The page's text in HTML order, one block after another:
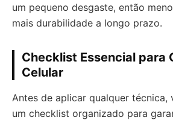
um pequeno desgaste, então
mais durabilidade a longo prazo.
Checklist Essencial para
Celular
Antes de aplicar qualquer técnica,
um checklist organizado para